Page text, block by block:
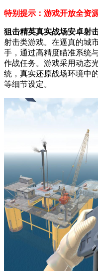
特别提示：游戏开放全资
狙击精英真实战场安卓射
射击类游戏。在逼真的城
手，通过高精度瞄准系统
作战任务。游戏采用动态
统，真实还原战场环境中
等细节设定。